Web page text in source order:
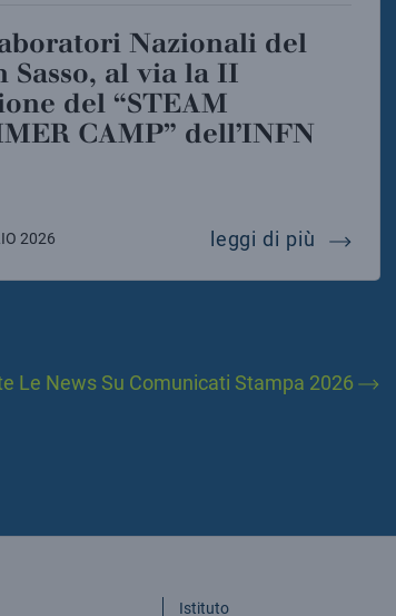
istituzioni scientifiche italiane e
Sasso, al via la II
del “STEAM
CAMP” dell’INFN
2026 leggi di più ai
Le News Su Comunicati Stampa 2026
Istituto